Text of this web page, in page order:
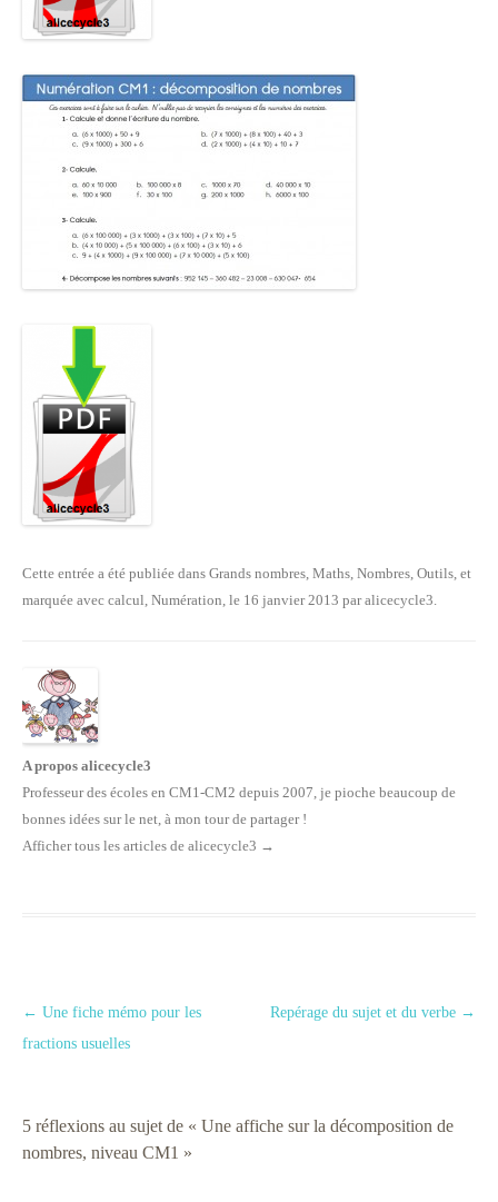
Cette entrée a été publiée dans Grands nombres, Maths, Nombres, Outils, et
marquée avec calcul, Numération, le 16 janvier 2013 paralicecycle3.
A propos alicecycle3
Professeur des écoles en CM1-CM2 depuis 2007, je pioche beaucoup de
bonnes idées sur le net, à mon tour de partager !
Afficher tous les articles de alicecycle3 →
Navigation des articles
← Une fiche mémo pour les
fractions usuelles
Repérage du sujet et du verbe →
5 réflexions au sujet de « Une affiche sur la décomposition de
nombres, niveau CM1 »